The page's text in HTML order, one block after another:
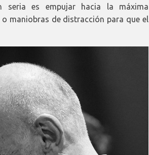
seria es empujar hacia la máxima
maniobras de distracción para que el